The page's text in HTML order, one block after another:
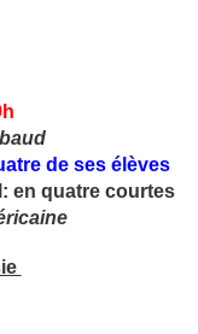
de ses élèves
en quatre courtes